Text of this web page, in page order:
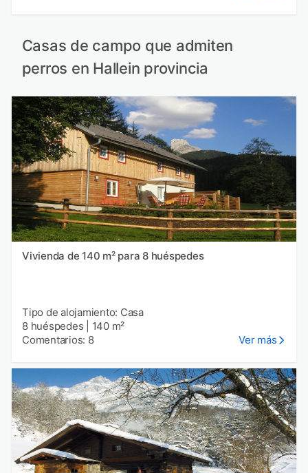
Casas de campo que admiten
perros en Hallein provincia
Vivienda de 140 m² para 8 huéspedes
Tipo de alojamiento: Casa
8 huéspedes
140 m²
Comentarios: 8
Ver más